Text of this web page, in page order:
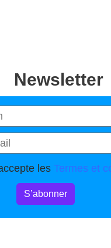
Newsletter
les Termes et
S’abonner